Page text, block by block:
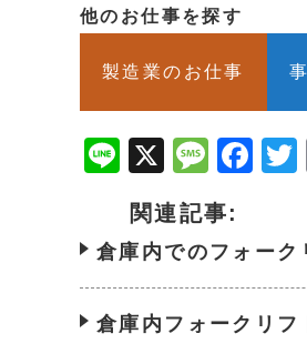
他のお仕事を探す
製造業のお仕事
Line
X
関連記事:
倉庫内でのフォーク
倉庫内フォークリフ